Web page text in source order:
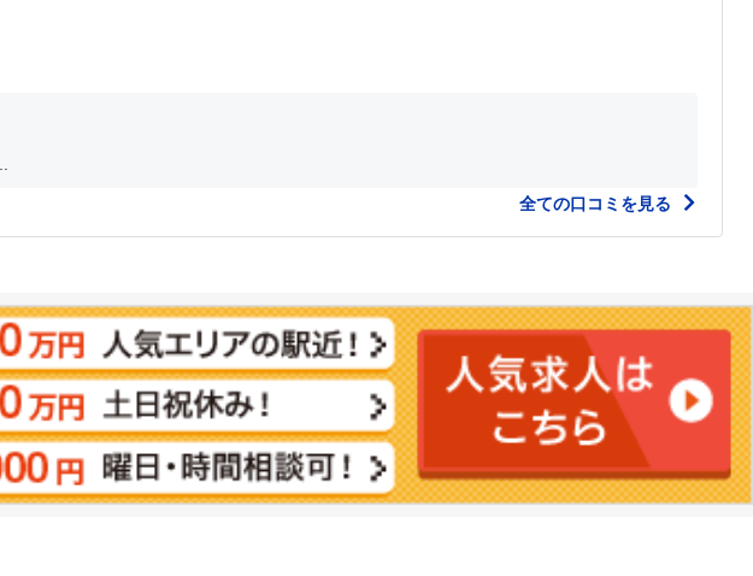
全ての口コミを見る